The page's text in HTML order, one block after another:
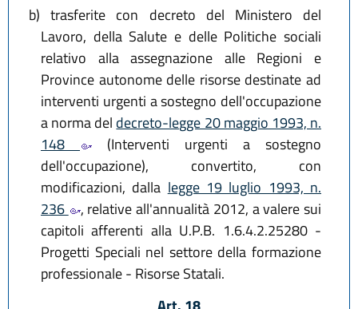
b) trasferite con decreto del Ministero del
Lavoro, della Salute e delle Politiche sociali
relativo alla assegnazione alle Regioni e
Province autonome delle risorse destinate ad
interventi urgenti a sostegno dell'occupazione
a norma del decreto-legge 20 maggio 1993, n.
148
(Interventi urgenti a sostegno
dell'occupazione), convertito, con
modificazioni, dalla legge 19 luglio 1993, n.
236
, relative all'annualità 2012, a valere sui
capitoli afferenti alla U.P.B. 1.6.4.2.25280 -
Progetti Speciali nel settore della formazione
professionale - Risorse Statali.